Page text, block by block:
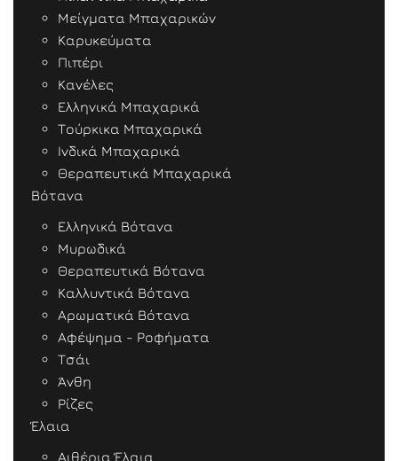
Μείγματα Μπαχαρικών
Καρυκεύματα
Πιπέρι
Κανέλες
Ελληνικά Μπαχαρικά
Τούρκικα Μπαχαρικά
Ινδικά Μπαχαρικά
Θεραπευτικά Μπαχαρικά
Βότανα
Ελληνικά Βότανα
Μυρωδικά
Θεραπευτικά Βότανα
Καλλυντικά Βότανα
Αρωματικά Βότανα
Αφέψημα - Ροφήματα
Τσάι
Άνθη
Ρίζες
Έλαια
Αιθέρια Έλαια